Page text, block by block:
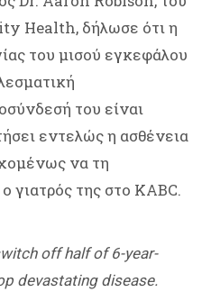
Health, δήλωσε ότι η
του μισού εγκεφάλου
του είναι
εντελώς η ασθένεια
να τη
γιατρός της στο KABC.
off half of 6-year-
devastating disease.